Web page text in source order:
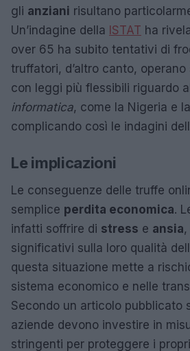
gli anziani risultano
Un’indagine della ISTAT ha
over 65 ha subito tentativi di
truffatori, d’altro canto,
con leggi più flessibili riguardo
informatica, come la Nigeria e
complicando così le indagini
Le implicazioni
Le conseguenze delle truffe
semplice perdita economica.
infatti soffrire di stress e ansia
significativi sulla loro qualità
questa situazione mette a
sistema economico e nelle
Secondo un articolo pubblicato
aziende devono investire in
stringenti per proteggere i